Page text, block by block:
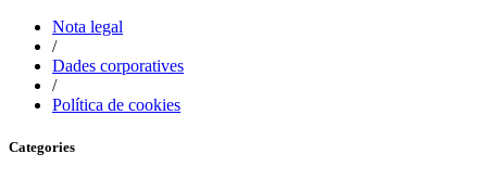
Nota legal
/
Dades corporatives
/
Política de cookies
Categories